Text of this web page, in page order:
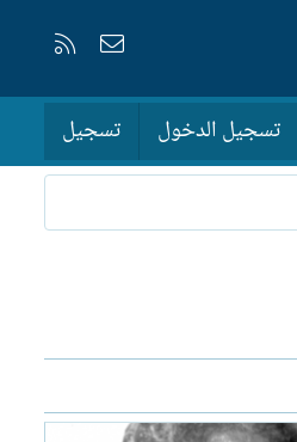
إتصل بنا
تسجيل الدخول تسجيل